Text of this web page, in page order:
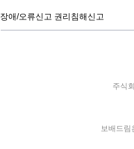
장애/오류신고 권리침해신고
주식
보배드